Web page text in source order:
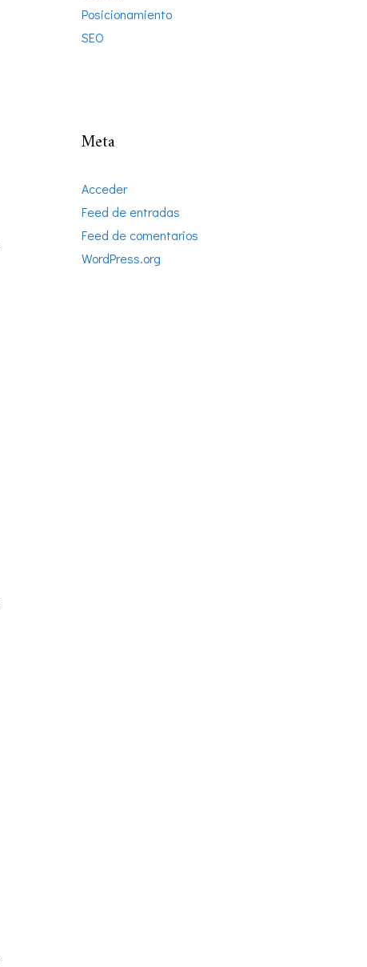
Posicionamiento
SEO
Meta
Acceder
Feed de entradas
Feed de comentarios
WordPress.org